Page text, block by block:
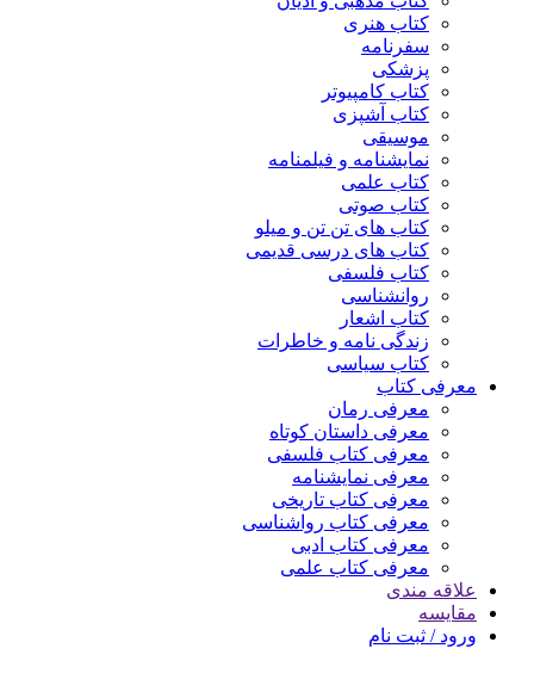
کتاب هنری
سفرنامه
پزشکی
کتاب کامپیوتر
کتاب آشپزی
موسیقی
نمایشنامه و فیلمنامه
کتاب علمی
کتاب صوتی
کتاب های تن تن و میلو
کتاب های درسی قدیمی
کتاب فلسفی
روانشناسی
کتاب اشعار
زندگی نامه و خاطرات
کتاب سیاسی
معرفی کتاب
معرفی رمان
معرفی داستان کوتاه
معرفی کتاب فلسفی
معرفی نمایشنامه
معرفی کتاب تاریخی
معرفی کتاب رواشناسی
معرفی کتاب ادبی
معرفی کتاب علمی
علاقه مندی
مقایسه
ورود / ثبت نام